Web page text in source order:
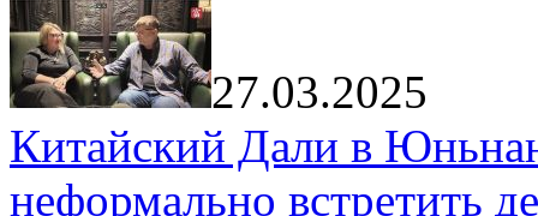
27.03.2025
Китайский Дали в
неформально встретить